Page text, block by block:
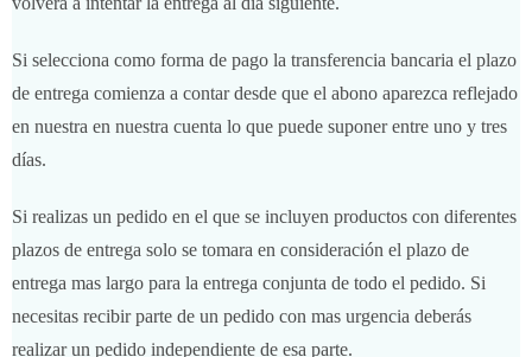
Si selecciona como forma de pago la transferencia bancaria el plazo
de entrega comienza a contar desde que el abono aparezca reflejado
en nuestra en nuestra cuenta lo que puede suponer entre uno y tres
días.
Si realizas un pedido en el que se incluyen productos con diferentes
plazos de entrega solo se tomara en consideración el plazo de
entrega mas largo para la entrega conjunta de todo el pedido. Si
necesitas recibir parte de un pedido con mas urgencia deberás
realizar un pedido independiente de esa parte.